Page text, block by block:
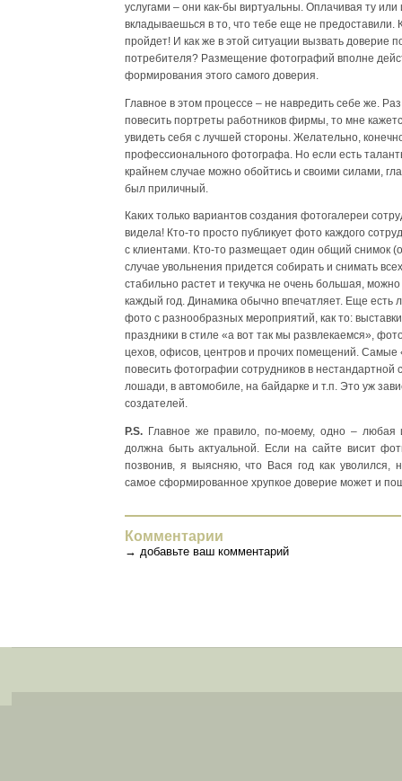
услугами – они как-бы виртуальны. Оплачивая ту или
вкладываешься в то, что тебе еще не предоставили.
пройдет! И как же в этой ситуации вызвать доверие
потребителя? Размещение фотографий вполне
формирования этого самого доверия.
Главное в этом процессе – не навредить себе же.
повесить портреты работников фирмы, то мне
увидеть себя с лучшей стороны. Желательно,
профессионального фотографа. Но если есть
крайнем случае можно обойтись и своими силами,
был приличный.
Каких только вариантов создания фотогалереи
видела! Кто-то просто публикует фото каждого
с клиентами. Кто-то размещает один общий снимок
случае увольнения придется собирать и снимать
стабильно растет и текучка не очень большая,
каждый год. Динамика обычно впечатляет. Еще есть
фото с разнообразных мероприятий, как то:
праздники в стиле «а вот так мы развлекаемся»,
цехов, офисов, центров и прочих помещений. Самые
повесить фотографии сотрудников в нестандартной
лошади, в автомобиле, на байдарке и т.п. Это уж
создателей.
P.S. Главное же правило, по-моему, одно – любая
должна быть актуальной. Если на сайте висит
позвонив, я выясняю, что Вася год как уволился,
самое сформированное хрупкое доверие может и
Комментарии
→ добавьте ваш комментарий